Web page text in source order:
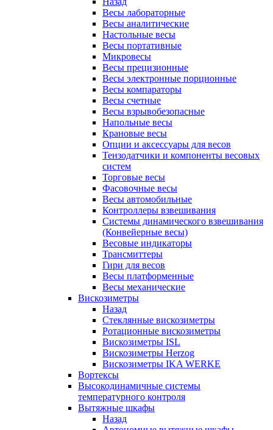
Весы лабораторные
Весы аналитические
Настольные весы
Весы портативные
Микровесы
Весы прецизионные
Весы электронные порционные
Весы компараторы
Весы счетные
Весы взрывобезопасные
Напольные весы
Крановые весы
Опции и аксессуары для весов
Тензодатчики и компоненты весовых
систем
Торговые весы
Фасовочные весы
Весы автомобильные
Контроллеры взвешивания
Системы динамического взвешивания
(Конвейерные весы)
Весовые индикаторы
Трансмиттеры
Гири для весов
Весы платформенные
Весы механические
Вискозиметры
Назад
Стеклянные вискозиметры
Ротационные вискозиметры
Вискозиметры ISL
Вискозиметры Herzog
Вискозиметры IKA WERKE
Вортексы
Высокодинамичные системы
температурного контроля
Вытяжные шкафы
Назад